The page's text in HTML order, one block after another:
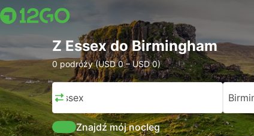
Z Essex do Birmingham
0 podróży (USD 0 – USD 0)
Essex
Znajdź mój nocleg